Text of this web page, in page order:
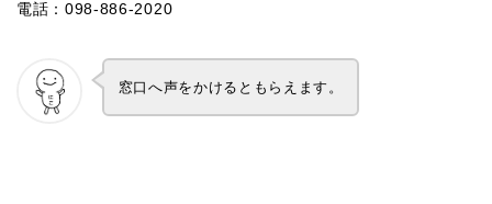
電話：098-886-2020
窓口へ声をかけるともらえます。